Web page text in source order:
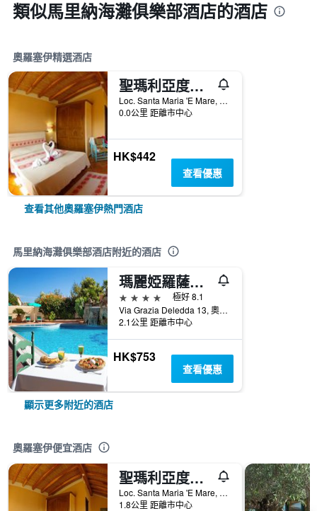
類似馬里納海灘俱樂部酒店的酒店
奧羅塞伊精選酒店
聖瑪利亞度假村 - 奧羅塞伊
Loc. Santa Maria 'E Mare, 0, 奧羅塞伊, 撒丁島, 義大利
0.0公里 距離市中心
HK$442
查看優惠
查看其他奧羅塞伊熱門酒店
馬里納海灘俱樂部酒店附近的酒店
瑪麗婭羅薩日亞酒店
4星級
極好 8.1
Via Grazia Deledda 13, 奧羅塞伊, 撒丁島, 義大利
2.1公里 距離市中心
HK$753
查看優惠
顯示更多附近的酒店
奧羅塞伊便宜酒店
聖瑪利亞度假村 - 奧羅塞伊
Loc. Santa Maria 'E Mare, 0, 奧羅塞伊, 撒丁島, 義大利
1.8公里 距離市中心